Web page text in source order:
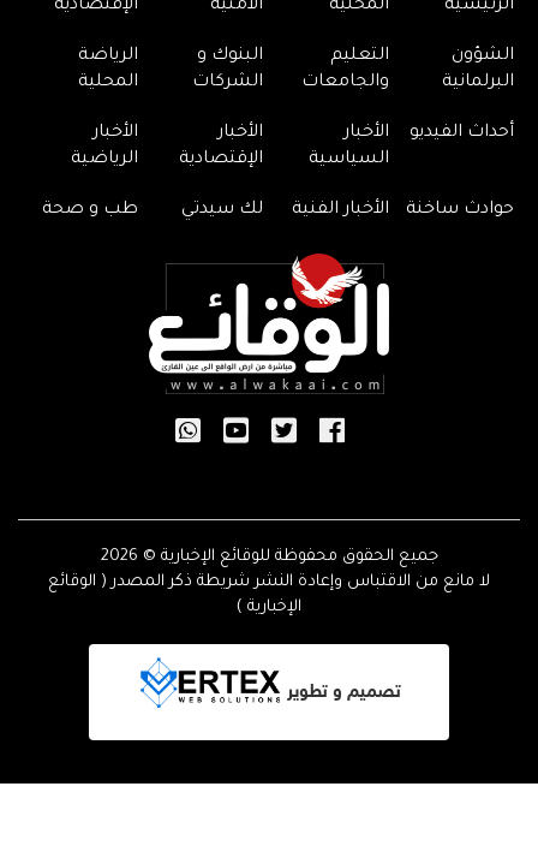
الرئيسية
المحلية
الأمنية
الإقتصادية
الشؤون
البرلمانية
التعليم
والجامعات
البنوك و
الشركات
الرياضة
المحلية
أحداث الفيديو
الأخبار
السياسية
الأخبار
الإقتصادية
الأخبار
الرياضية
حوادث ساخنة الأخبار الفنية لك سيدتي طب و صحة
جميع الحقوق محفوظة للوقائع الإخبارية © 2026
لا مانع من الاقتباس وإعادة النشر شريطة ذكر المصدر ( الوقائع
الإخبارية )
تصميم و تطوير